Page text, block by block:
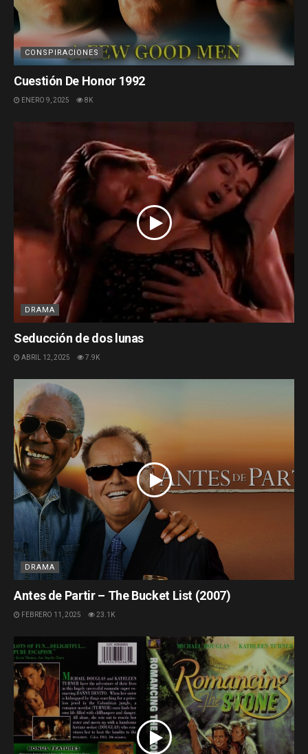
CONSPIRACIONES
Cuestión De Honor 1992
ENERO 9, 2025 8K
DRAMA
Seducción de dos lunas
ABRIL 12, 2025 7.9K
DRAMA
Antes de Partir – The Bucket List (2007)
FEBRERO 11, 2025 23.1K